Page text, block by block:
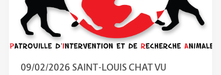
09/02/2026 SAINT-LOUIS CHAT VU